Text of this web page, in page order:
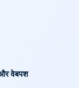
वेबपश